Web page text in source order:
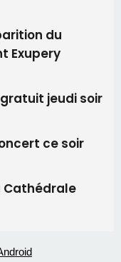
du
Exupery
jeudi soir
ce soir
Cathédrale